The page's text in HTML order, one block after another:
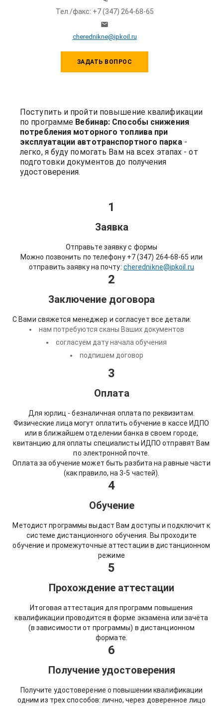
Тел./факс: +7 (347) 264-68-65
cherednikne@ipkoil.ru
ЗАДАТЬ ВОПРОС
Поступить и пройти повышение квалификации
по программе Вебинар: Способы снижения
потребления моторного топлива при
эксплуатации автотранспортного парка-
легко, я буду помогать Вам на всех этапах - от
подготовки документов до получения
удостоверения.
1
Заявка
Отправьте заявку с формы
Можно позвонить по телефону +7 (347) 264-68-65 или
отправить заявку на почту: cherednikne@ipkoil.ru
2
Заключение договора
С Вами свяжется менеджер и согласует все детали:
нам потребуются сканы Ваших документов
согласуем дату начала обучения
подпишем договор
3
Оплата
Для юрлиц - безналичная оплата по реквизитам.
Физические лица могут оплатить обучение в кассе ИДПО
или в ближайшем отделении банка в своем городе,
квитанцию для оплаты специалисты ИДПО отправят Вам
по электронной почте.
Оплата за обучение может быть разбита на равные части
(как правило, на 3-5 частей).
4
Обучение
Методист программы выдаст Вам доступы и подключит к
системе дистанционного обучения. Вы проходите
обучение и промежуточные аттестации в дистанционном
режиме
5
Прохождение аттестации
Итоговая аттестация для программ повышения
квалификации проводится в форме экзамена или зачёта
(в зависимости от программы) в дистанционном
формате.
6
Получение удостоверения
Получите удостоверение о повышении квалификации
одним из трех способов: лично, через доверенное лицо